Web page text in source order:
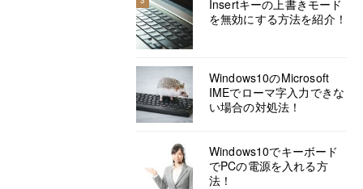
Insertキーの上書きモード
を無効にする方法を紹介！
Windows10のMicrosoft
IMEでローマ字入力できな
い場合の対処法！
Windows10でキーボード
でPCの電源を入れる方
法！